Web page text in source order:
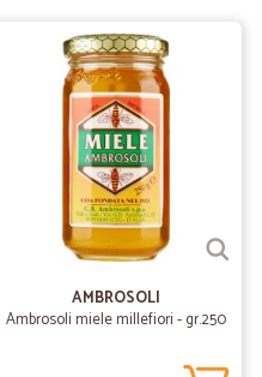
18/06/2020
12/06/2020
AMBROSOLI
Ambrosoli miele millefiori - gr.250